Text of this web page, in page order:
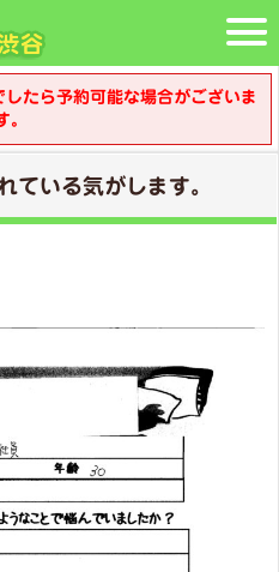
たら予約可能な場合がございま
。
ている気がします。